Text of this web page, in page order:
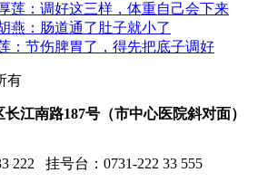
莲：调好这三样，体重自己会下来
燕：肠道通了肚子就小了
：节伤脾胃了，得先把底子调好
有
江南路187号（市中心医院斜对面）
222 挂号台：0731-222 33 555